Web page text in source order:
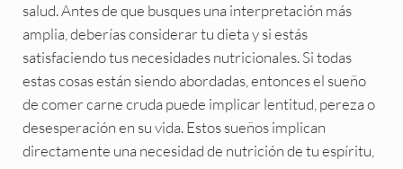
salud. Antes de que busques una interpretación más
amplia, deberías considerar tu dieta y si estás
satisfaciendo tus necesidades nutricionales. Si todas
estas cosas están siendo abordadas, entonces el sueño
de comer carne cruda puede implicar lentitud, pereza o
desesperación en su vida. Estos sueños implican
directamente una necesidad de nutrición de tu espíritu,